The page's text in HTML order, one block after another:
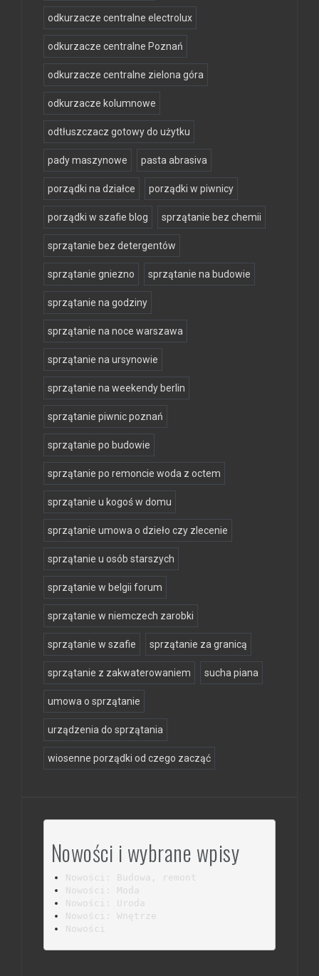
odkurzacze centralne electrolux
odkurzacze centralne Poznań
odkurzacze centralne zielona góra
odkurzacze kolumnowe
odtłuszczacz gotowy do użytku
pady maszynowe pasta abrasiva
porządki na działce porządki w piwnicy
porządki w szafie blog sprzątanie bez chemii
sprzątanie bez detergentów
sprzątanie gniezno sprzątanie na budowie
sprzątanie na godziny
sprzątanie na noce warszawa
sprzątanie na ursynowie
sprzątanie na weekendy berlin
sprzątanie piwnic poznań
sprzątanie po budowie
sprzątanie po remoncie woda z octem
sprzątanie u kogoś w domu
sprzątanie umowa o dzieło czy zlecenie
sprzątanie u osób starszych
sprzątanie w belgii forum
sprzątanie w niemczech zarobki
sprzątanie w szafie sprzątanie za granicą
sprzątanie z zakwaterowaniem sucha piana
umowa o sprzątanie
urządzenia do sprzątania
wiosenne porządki od czego zacząć
Nowości i wybrane wpisy
Nowości: Budowa, remont
Nowości: Moda
Nowości: Uroda
Nowości: Wnętrze
Nowości